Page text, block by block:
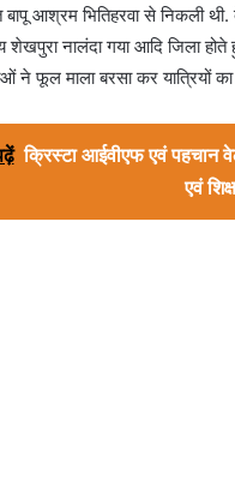
आश्रम भितिहरवा से निकली थी.
शेखपुरा नालंदा गया आदि जिला
ने फूल माला बरसा कर यात्रियों का
क्रिस्टा आईवीएफ एवं पहचान
एवं